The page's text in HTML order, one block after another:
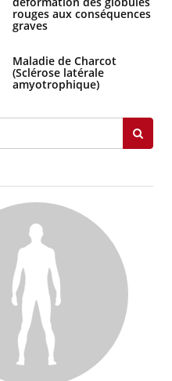
rouges aux conséquences
graves
Maladie de Charcot
(Sclérose latérale
amyotrophique)